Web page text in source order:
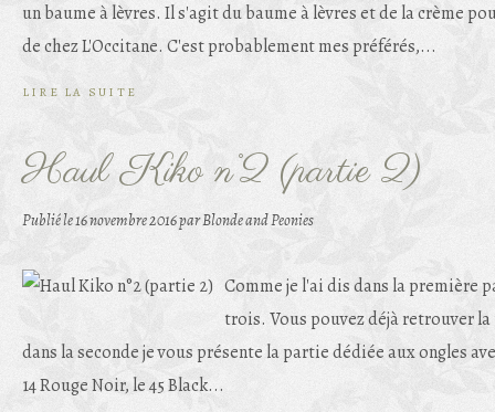
un baume à lèvres. Il s'agit du baume à lèvres et de la crème
de chez L'Occitane. C'est probablement mes préférés,...
LIRE LA SUITE
Haul Kiko n°2 (partie 2)
Publié le16 novembre 2016par Blonde and Peonies
Comme je l'ai dis dans la première
trois. Vous pouvez déjà retrouver
dans la seconde je vous présente la partie dédiée aux ongles
14 Rouge Noir, le 45 Black...